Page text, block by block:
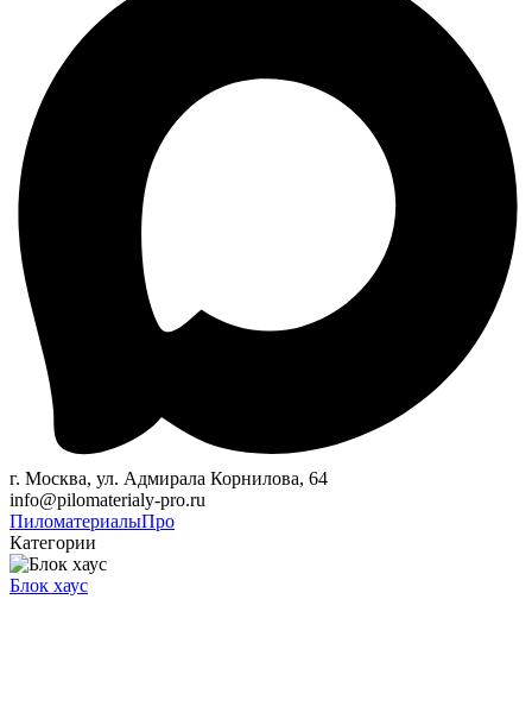
г. Москва, ул. Адмирала Корнилова, 64
info@pilomaterialy-pro.ru
ПиломатериалыПро
Категории
Блок хаус